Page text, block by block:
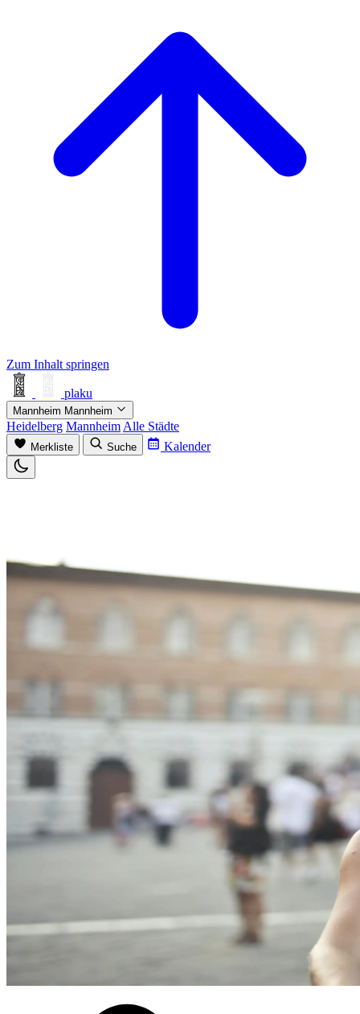
Zum Inhalt springen
plaku
Mannheim Mannheim
Heidelberg Mannheim Alle Städte
Merkliste Suche Kalender